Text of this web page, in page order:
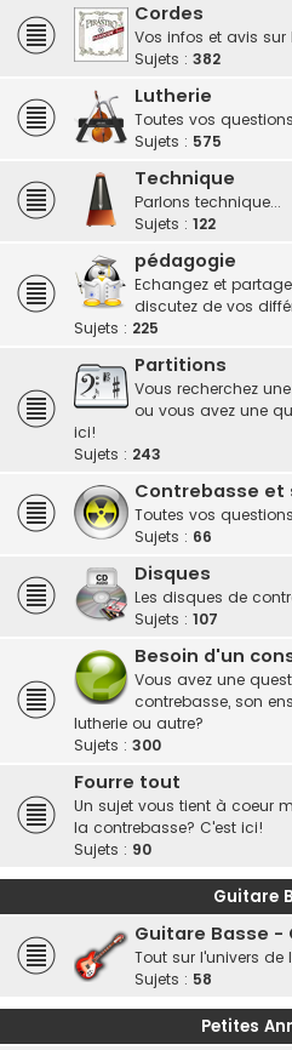
Cordes
Vos infos et avis sur
Sujets : 382
Lutherie
Toutes vos
Sujets : 575
Technique
Parlons technique...
Sujets : 122
pédagogie
Echangez et
discutez de vos
Sujets : 225
Partitions
Vous recherchez
ou vous avez une
ici!
Sujets : 243
Contrebasse et
Toutes vos
Sujets : 66
Disques
Les disques de
Sujets : 107
Besoin d'un
Vous avez une
contrebasse, son
lutherie ou autre?
Sujets : 300
Fourre tout
Un sujet vous tient à coeur
la contrebasse? C'est ici!
Sujets : 90
Guitare
Guitare Basse -
Tout sur l'univers
Sujets : 58
Petites